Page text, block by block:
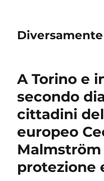
A Torino e
secondo
cittadini
europeo
protezione